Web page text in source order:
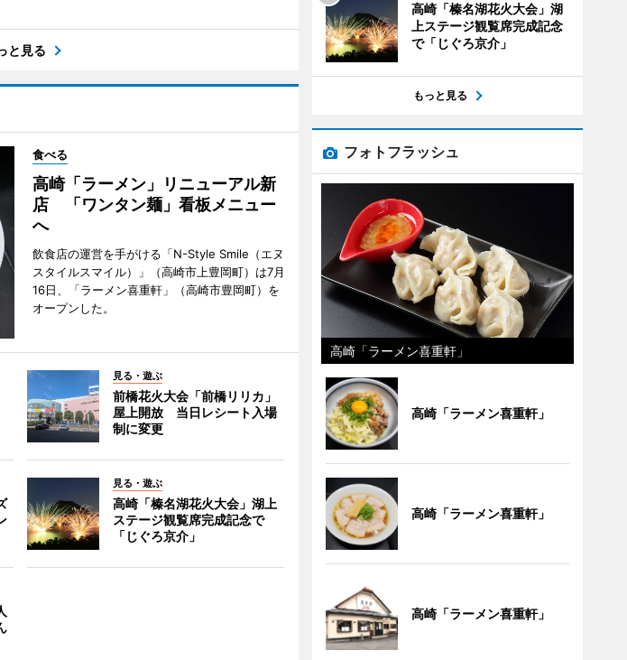
と見る
食べる
高崎「ラーメン」リニューアル新
店 「ワンタン麺」看板メニュー
へ
飲食店の運営を手がける「N-Style Smile（エヌ
スタイルスマイル）」（高崎市上豊岡町）は7月
16日、「ラーメン喜重軒」（高崎市豊岡町）を
オープンした。
見る・遊ぶ
前橋花火大会「前橋リリカ」
屋上開放 当日レシート入場
制に変更
見る・遊ぶ
高崎「榛名湖花火大会」湖上
ステージ観覧席完成記念で
「じぐろ京介」
高崎「榛名湖花火大会」湖
上ステージ観覧席完成記念
で「じぐろ京介」
もっと見る
フォトフラッシュ
高崎「ラーメン喜重軒」
高崎「ラーメン喜重軒」
高崎「ラーメン喜重軒」
高崎「ラーメン喜重軒」